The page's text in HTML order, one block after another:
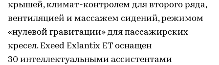
крышей, климат-контролем для второго ряда,
вентиляцией и массажем сидений, режимом
«нулевой гравитации» для пассажирских
кресел. Exeed Exlantix ET оснащен
30 интеллектуальными ассистентами